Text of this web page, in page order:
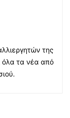
της
όλα τα νέα από